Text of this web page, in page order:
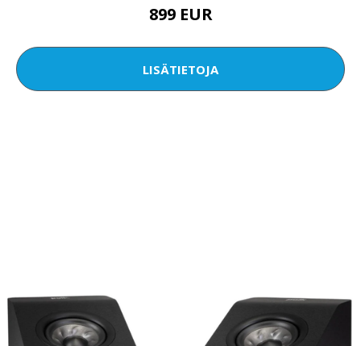
899 EUR
LISÄTIETOJA